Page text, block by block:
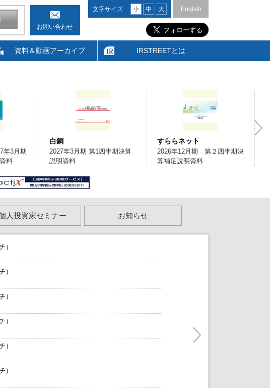
お問い合わせ
文字サイズ 小 中 大 English
資料＆動画アーカイブ IRSTREETとは
年3月期
料
白銅
2027年3月期 第1四半期決算
説明資料
すららネット
2026年12月期 第２四半期決
算補足説明資料
人投資家セミナー お知らせ
）
）
）
）
）
）
ご覧いただけます。
モールミーティングをアレンジします！～